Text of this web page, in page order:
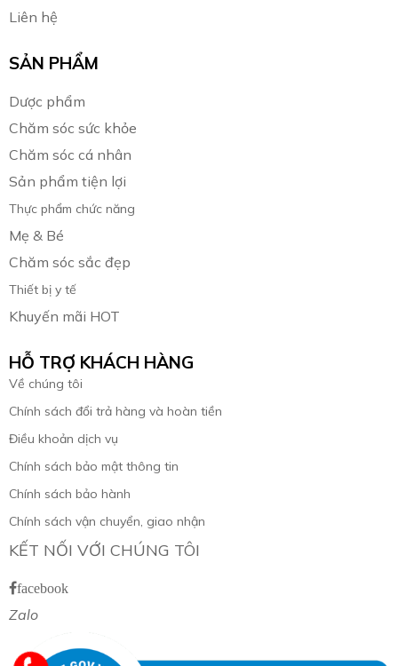
Liên hệ
SẢN PHẨM
Dược phẩm
Chăm sóc sức khỏe
Chăm sóc cá nhân
Sản phẩm tiện lợi
Thực phẩm chức năng
Mẹ & Bé
Chăm sóc sắc đẹp
Thiết bị y tế
Khuyến mãi HOT
HỖ TRỢ KHÁCH HÀNG
Về chúng tôi
Chính sách đổi trả hàng và hoàn tiền
Điều khoản dịch vụ
Chính sách bảo mật thông tin
Chính sách bảo hành
Chính sách vận chuyển, giao nhận
KẾT NỐI VỚI CHÚNG TÔI
facebook
Zalo